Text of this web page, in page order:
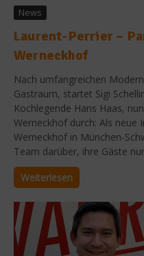
News
Laurent-Perrier –
Werneckhof
Nach umfangreichen
Gastraum, startet Sigi
Kochlegende Hans Haas,
Werneckhof durch: Als neue
Werneckhof in München-
Team darüber, ihre Gäste
Weiterlesen